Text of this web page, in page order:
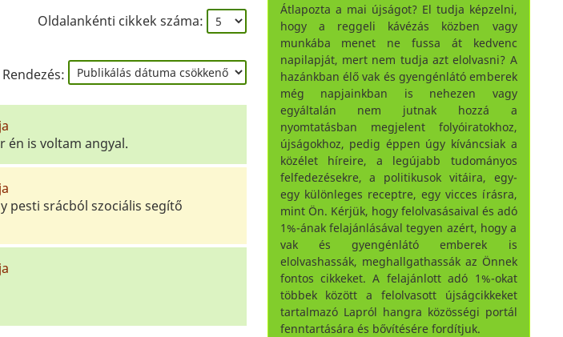
Oldalankénti cikkek száma:
Rendezés:
én is voltam angyal.
pesti srácból szociális segítő
Átlapozta a mai újságot? El tudja képzelni,
hogy a reggeli kávézás közben vagy
munkába menet ne fussa át kedvenc
napilapját, mert nem tudja azt elolvasni? A
hazánkban élő vak és gyengénlátó emberek
még napjainkban is nehezen vagy
egyáltalán nem jutnak hozzá a
nyomtatásban megjelent folyóiratokhoz,
újságokhoz, pedig éppen úgy kíváncsiak a
közélet híreire, a legújabb tudományos
felfedezésekre, a politikusok vitáira, egy-
egy különleges receptre, egy vicces írásra,
mint Ön. Kérjük, hogy felolvasásaival és adó
1%-ának felajánlásával tegyen azért, hogy a
vak és gyengénlátó emberek is
elolvashassák, meghallgathassák az Önnek
fontos cikkeket. A felajánlott adó 1%-okat
többek között a felolvasott újságcikkeket
tartalmazó Lapról hangra közösségi portál
fenntartására és bővítésére fordítjuk.